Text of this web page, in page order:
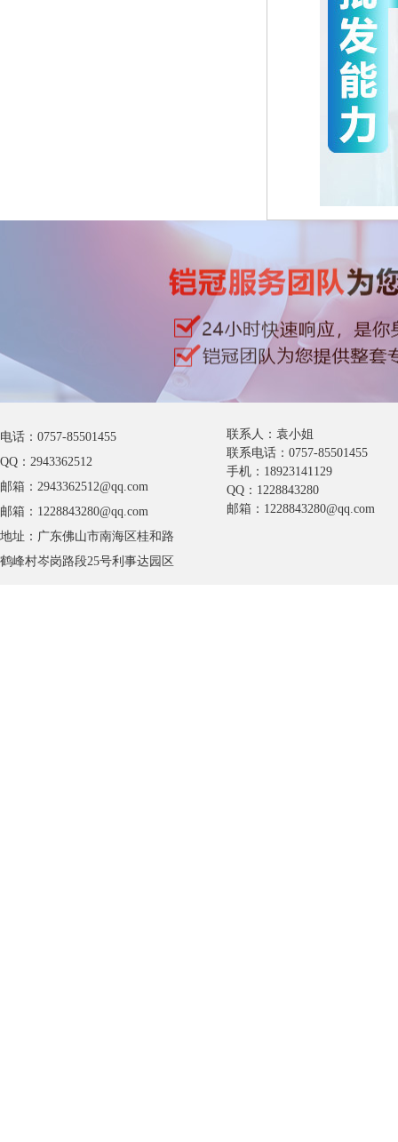
电话：0757-85501455
QQ：2943362512
邮箱：2943362512@qq.com
邮箱：1228843280@qq.com
地址：广东佛山市南海区桂和路
鹤峰村岑岗路段25号利事达园区
联系人：袁小姐
联系电话：0757-85501455
手机：18923141129
QQ：1228843280
邮箱：1228843280@qq.com